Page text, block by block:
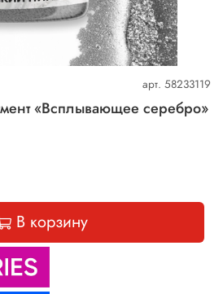
арт. 58233119
«Всплывающее серебро»
В корзину